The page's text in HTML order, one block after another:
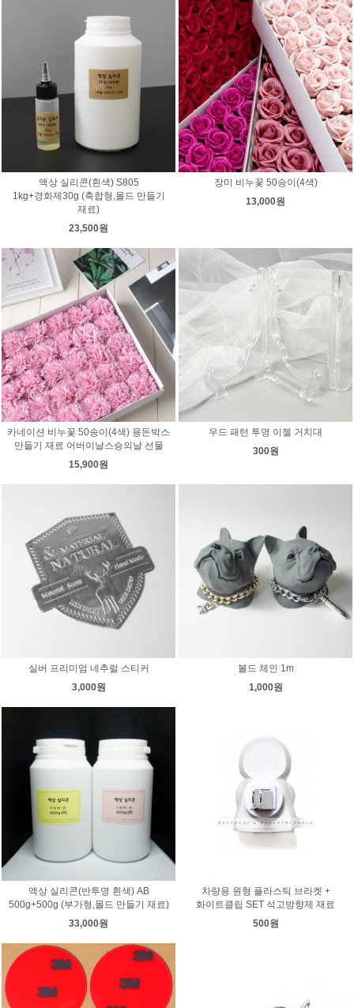
액상 실리콘(흰색) S805
1kg+경화제30g (축합형,몰드 만들기
재료)
23,500원
장미 비누꽃 50송이(4색)
13,000원
카네이션 비누꽃 50송이(4색) 용돈박스
만들기 재료 어버이날스승의날 선물
15,900원
우드 패턴 투명 이젤 거치대
300원
실버 프리미엄 네추럴 스티커
3,000원
볼드 체인 1m
1,000원
액상 실리콘(반투명 흰색) AB
500g+500g (부가형,몰드 만들기 재료)
33,000원
차량용 원형 플라스틱 브라켓 +
화이트클립 SET 석고방향제 재료
500원